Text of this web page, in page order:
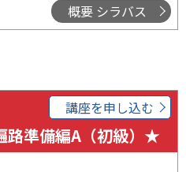
概要 シラバス
路準備編A（初級）★
講座を申し込む